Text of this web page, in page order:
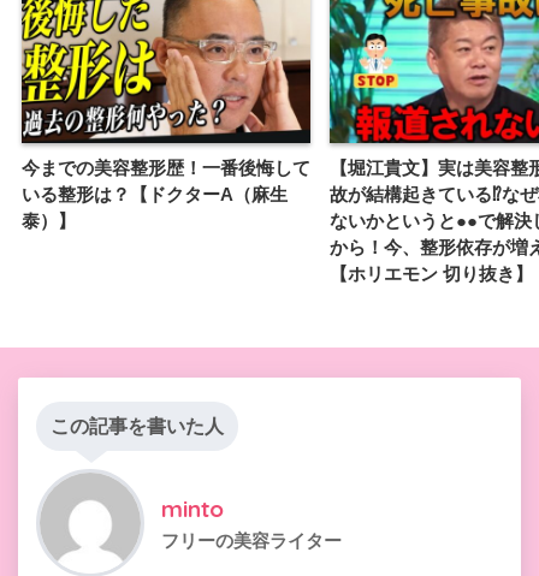
今までの美容整形歴！一番後悔して
いる整形は？【ドクターA（麻生
泰）】
【堀江貴文】実は美容整
故が結構起きている⁉な
ないかというと●●で解決
から！今、整形依存が増
【ホリエモン 切り抜き】
この記事を書いた人
minto
フリーの美容ライター